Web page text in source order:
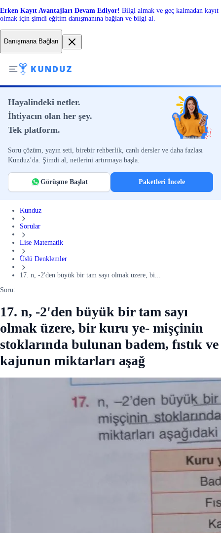
Erken Kayıt Avantajları Devam Ediyor! Bilgi almak ve geç kalmadan kayıt
olmak için şimdi eğitim danışmanına bağlan ve bilgi al.
Danışmana Bağlan
Hayalindeki netler.
İhtiyacın olan her şey.
Tek platform.
Soru çözüm, yayın seti, birebir rehberlik, canlı dersler ve daha fazlası
Kunduz’da. Şimdi al, netlerini artırmaya başla.
Görüşme Başlat Paketleri İncele
Kunduz
Sorular
Lise Matematik
Üslü Denklemler
17. n, -2'den büyük bir tam sayı olmak üzere, bi...
Soru:
17. n, -2'den büyük bir tam sayı
olmak üzere, bir kuru ye- mişçinin
stoklarında bulunan badem, fıstık ve
kajunun miktarları aşağ